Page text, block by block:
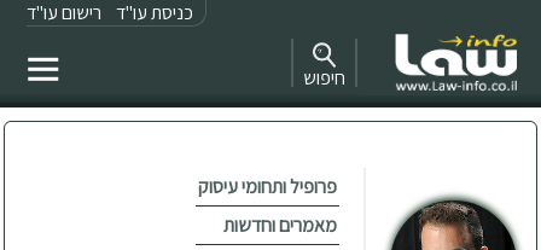
כניסת עו"ד רישום עו"ד
חיפוש
פרופיל ותחומי עיסוק
מאמרים וחדשות